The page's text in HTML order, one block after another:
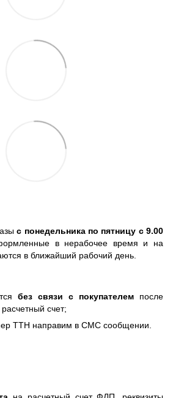
с понедельника по пятницу с 9.00
в нерабочее время и на
в ближайший рабочий день.
без связи с покупателем после
счет;
ТТН направим в СМС сообщении.